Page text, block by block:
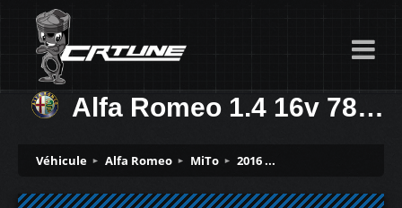
Alfa Romeo 1.4 16v 78ch
Véhicule Alfa Romeo MiTo 2016 ...